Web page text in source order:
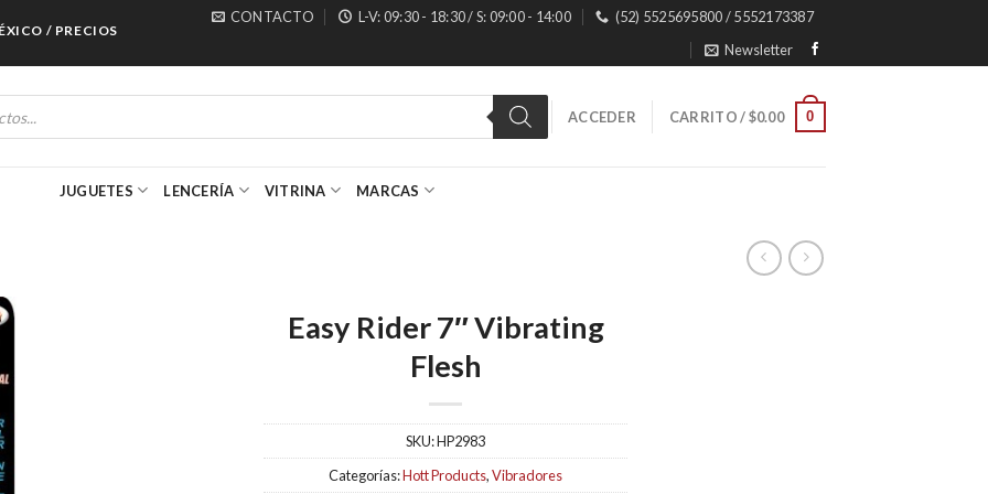
/ PRECIOS ESPECIALES PARA MAYORISTAS
CONTACTO L-V: 09:30 - 18:30 / S: 09:00 - 14:00
(52) 5525695800 / 5552173387
Newsletter
ACCEDER CARRITO /$0.00 0
JUGUETES LENCERÍA VITRINA MARCAS
Easy Rider 7″ Vibrating
Flesh
SKU:HP2983
Categorías:Hott Products,Vibradores